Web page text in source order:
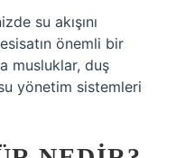
su akışını
önemli bir
musluklar, duş
yönetim sistemleri